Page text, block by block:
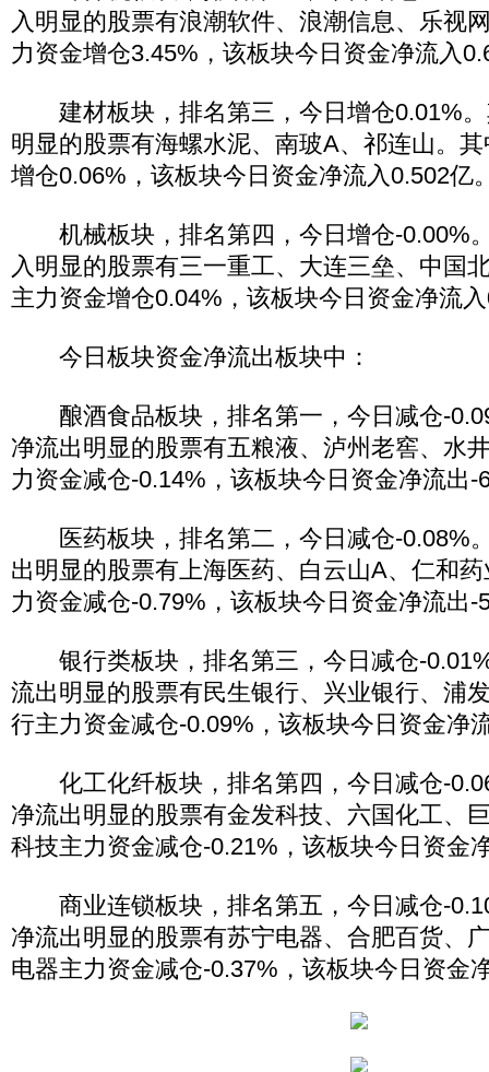
入明显的股票有浪潮软件、浪潮信息、乐视
力资金增仓3.45%，该板块今日资金净流入
建材板块，排名第三，今日增仓0.01%。
明显的股票有海螺水泥、南玻A、祁连山。
增仓0.06%，该板块今日资金净流入0.502亿
机械板块，排名第四，今日增仓-0.00%
入明显的股票有三一重工、大连三垒、中国
主力资金增仓0.04%，该板块今日资金净流
今日板块资金净流出板块中：
酿酒食品板块，排名第一，今日减仓-
净流出明显的股票有五粮液、泸州老窖、水
力资金减仓-0.14%，该板块今日资金净流出-
医药板块，排名第二，今日减仓-0.08%
出明显的股票有上海医药、白云山A、仁和
力资金减仓-0.79%，该板块今日资金净流出-
银行类板块，排名第三，今日减仓-
流出明显的股票有民生银行、兴业银行、浦
行主力资金减仓-0.09%，该板块今日资金净
化工化纤板块，排名第四，今日减仓-
净流出明显的股票有金发科技、六国化工、
科技主力资金减仓-0.21%，该板块今日资金
商业连锁板块，排名第五，今日减仓-
净流出明显的股票有苏宁电器、合肥百货、
电器主力资金减仓-0.37%，该板块今日资金